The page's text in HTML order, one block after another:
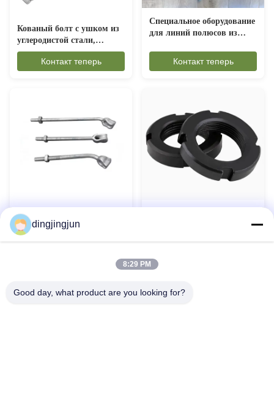
Кованый болт с ушком из
углеродистой стали,
длинный овальный,
устойчивый к ржавчине,
Контакт теперь
Специальное оборудование
для линий полюсов из
сплава
Контакт теперь
Прямая пальцевая глазка
пальцевая якорная прутка
подшипником Locknut DIN
dingjingjun
8:29 PM
Good day, what product are you looking for?